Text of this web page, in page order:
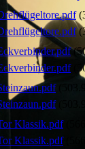
Klassik.pdf
Klassik.pdf